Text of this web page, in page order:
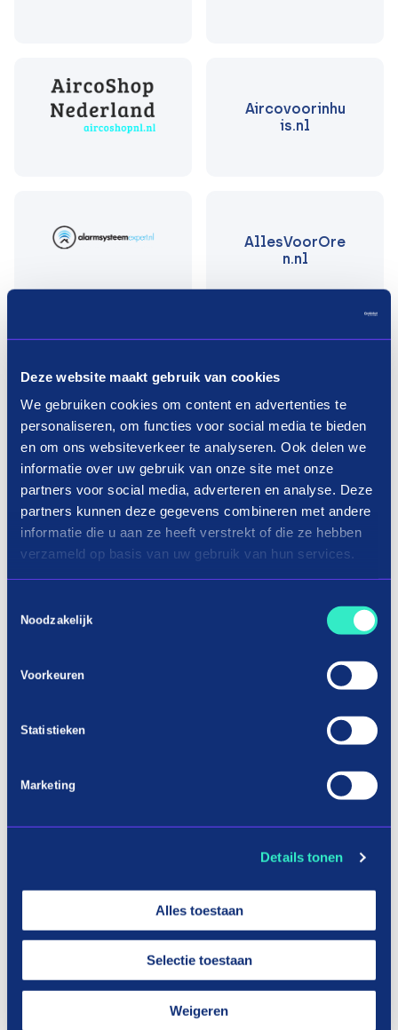
Deze website maakt gebruik van cookies
We gebruiken cookies om content en advertenties te
personaliseren, om functies voor social media te bieden
en om ons websiteverkeer te analyseren. Ook delen we
informatie over uw gebruik van onze site met onze
partners voor social media, adverteren en analyse. Deze
partners kunnen deze gegevens combineren met andere
informatie die u aan ze heeft verstrekt of die ze hebben
verzameld op basis van uw gebruik van hun services.
Noodzakelijk
Voorkeuren
Statistieken
Marketing
Details tonen
Alles toestaan
Selectie toestaan
Weigeren
Aircovoorinhu
is.nl
AllesVoorOre
n.nl
Pay in three terms without
interest?
How it works
asova Portrai